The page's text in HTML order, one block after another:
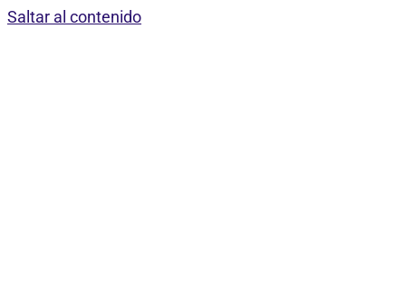
Saltar al contenido